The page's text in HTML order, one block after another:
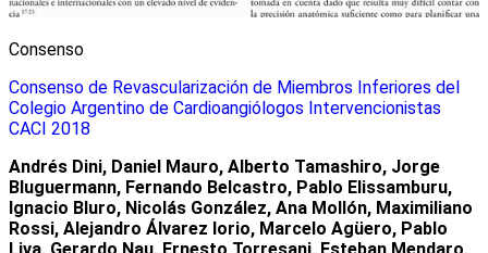
Consenso
Consenso de Revascularización de Miembros Inferiores del
Colegio Argentino de Cardioangiólogos Intervencionistas
CACI 2018
Andrés Dini, Daniel Mauro, Alberto Tamashiro, Jorge
Bluguermann, Fernando Belcastro, Pablo Elissamburu,
Ignacio Bluro, Nicolás González, Ana Mollón, Maximiliano
Rossi, Alejandro Álvarez Iorio, Marcelo Agüero, Pablo